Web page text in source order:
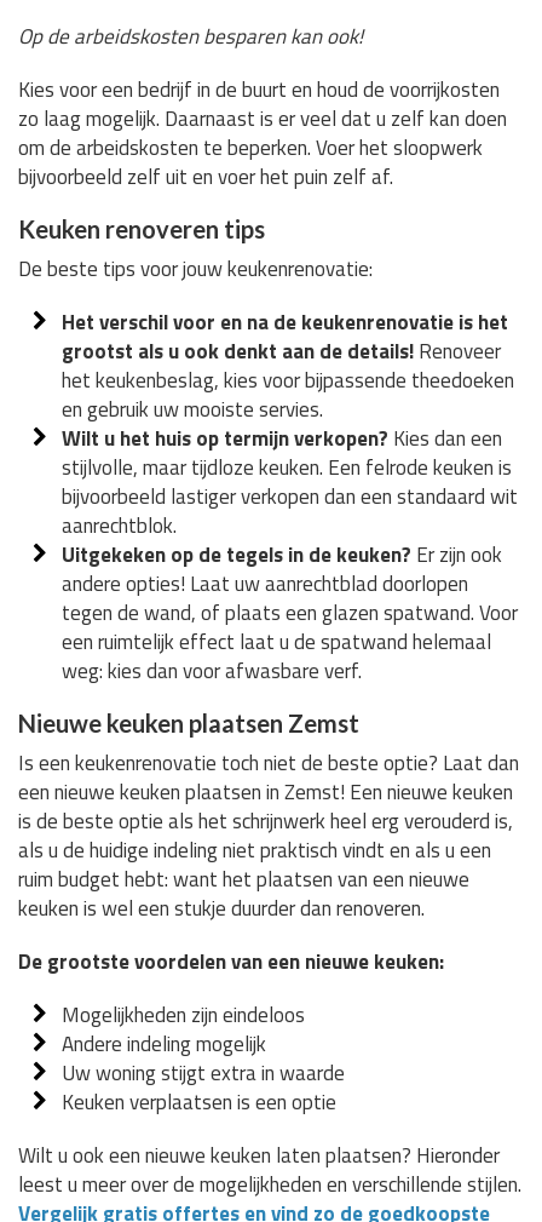
Op de arbeidskosten besparen kan ook!
Kies voor een bedrijf in de buurt en houd de voorrijkosten
zo laag mogelijk. Daarnaast is er veel dat u zelf kan doen
om de arbeidskosten te beperken. Voer het sloopwerk
bijvoorbeeld zelf uit en voer het puin zelf af.
Keuken renoveren tips
De beste tips voor jouw keukenrenovatie:
Het verschil voor en na de keukenrenovatie is het
grootst als u ook denkt aan de details!Renoveer
het keukenbeslag, kies voor bijpassende theedoeken
en gebruik uw mooiste servies.
Wilt u het huis op termijn verkopen? Kies dan een
stijlvolle, maar tijdloze keuken. Een felrode keuken is
bijvoorbeeld lastiger verkopen dan een standaard wit
aanrechtblok.
Uitgekeken op de tegels in de keuken? Er zijn ook
andere opties! Laat uw aanrechtblad doorlopen
tegen de wand, of plaats een glazen spatwand. Voor
een ruimtelijk effect laat u de spatwand helemaal
weg: kies dan voor afwasbare verf.
Nieuwe keuken plaatsen Zemst
Is een keukenrenovatie toch niet de beste optie? Laat dan
een nieuwe keuken plaatsen in Zemst! Een nieuwe keuken
is de beste optie als het schrijnwerk heel erg verouderd is,
als u de huidige indeling niet praktisch vindt en als u een
ruim budget hebt: want het plaatsen van een nieuwe
keuken is wel een stukje duurder dan renoveren.
De grootste voordelen van een nieuwe keuken:
Mogelijkheden zijn eindeloos
Andere indeling mogelijk
Uw woning stijgt extra in waarde
Keuken verplaatsen is een optie
Wilt u ook een nieuwe keuken laten plaatsen? Hieronder
leest u meer over de mogelijkheden en verschillende stijlen.
Vergelijk gratis offertes en vind zo de goedkoopste